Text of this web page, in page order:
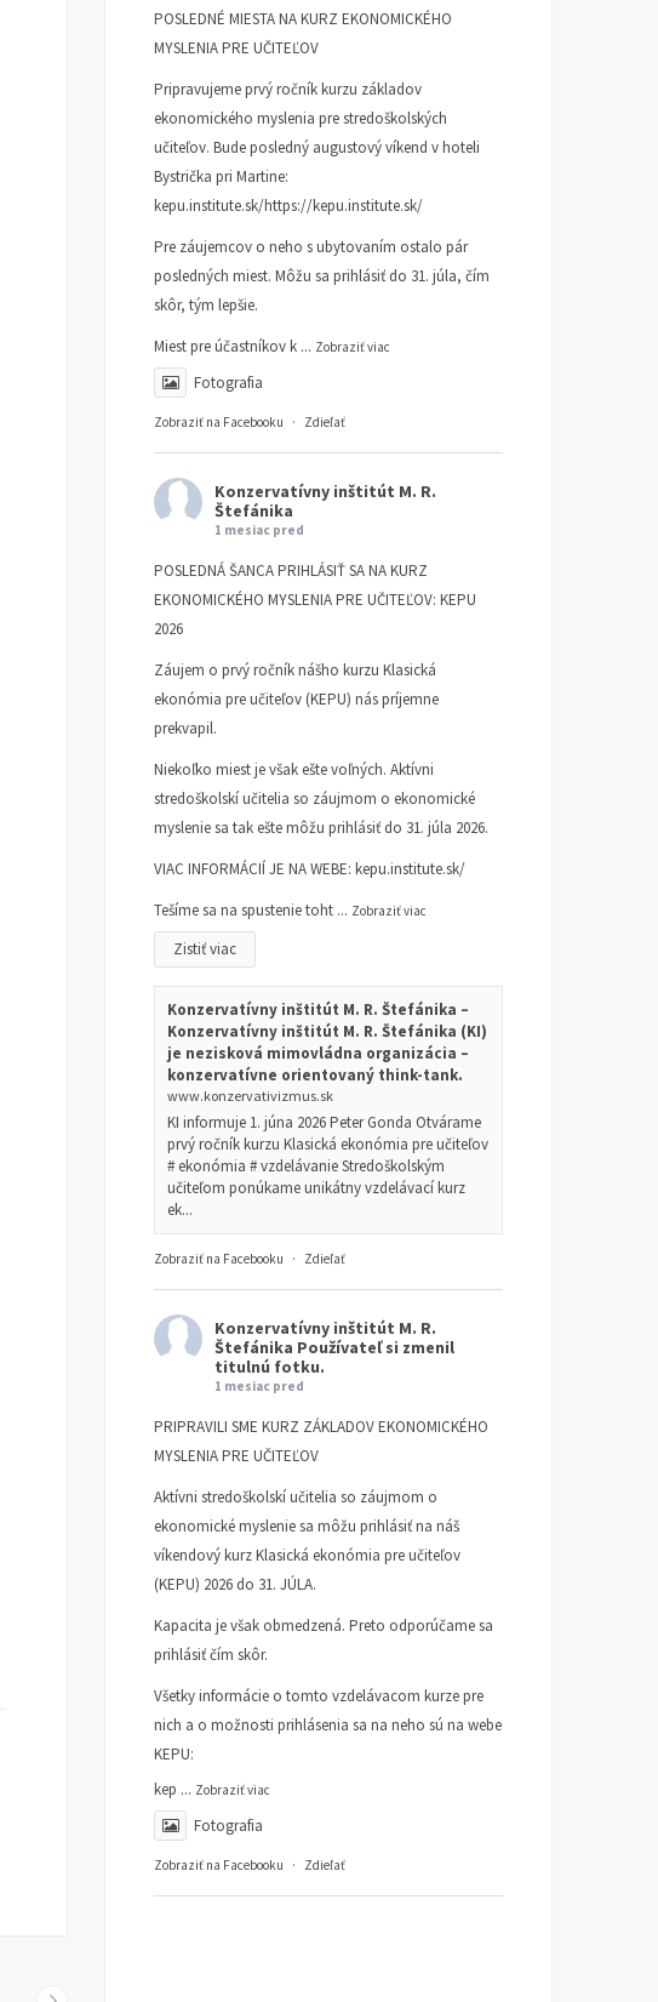
POSLEDNÉ MIESTA NA KURZ EKONOMICKÉHO
MYSLENIA PRE UČITEĽOV
Pripravujeme prvý ročník kurzu základov
ekonomického myslenia pre stredoškolských
učiteľov. Bude posledný augustový víkend v hoteli
Bystrička pri Martine:
kepu.institute.sk/https://kepu.institute.sk/
Pre záujemcov o neho s ubytovaním ostalo pár
posledných miest. Môžu sa prihlásiť do 31. júla, čím
skôr, tým lepšie.
Miest pre účastníkov k ... Zobraziť viac
Fotografia
Zobraziť na Facebooku · Zdieľať
Konzervatívny inštitút M. R.
Štefánika
1 mesiac pred
POSLEDNÁ ŠANCA PRIHLÁSIŤ SA NA KURZ
EKONOMICKÉHO MYSLENIA PRE UČITEĽOV: KEPU
2026
Záujem o prvý ročník nášho kurzu Klasická
ekonómia pre učiteľov (KEPU) nás príjemne
prekvapil.
Niekoľko miest je však ešte voľných. Aktívni
stredoškolskí učitelia so záujmom o ekonomické
myslenie sa tak ešte môžu prihlásiť do 31. júla 2026.
VIAC INFORMÁCIÍ JE NA WEBE: kepu.institute.sk/
Tešíme sa na spustenie toht ... Zobraziť viac
Zistiť viac
Konzervatívny inštitút M. R. Štefánika –
Konzervatívny inštitút M. R. Štefánika (KI)
je nezisková mimovládna organizácia –
konzervatívne orientovaný think-tank.
www.konzervativizmus.sk
KI informuje 1. júna 2026 Peter Gonda Otvárame
prvý ročník kurzu Klasická ekonómia pre učiteľov
# ekonómia # vzdelávanie Stredoškolským
učiteľom ponúkame unikátny vzdelávací kurz
ek...
Zobraziť na Facebooku · Zdieľať
Konzervatívny inštitút M. R.
Štefánika Používateľ si zmenil
titulnú fotku.
1 mesiac pred
PRIPRAVILI SME KURZ ZÁKLADOV EKONOMICKÉHO
MYSLENIA PRE UČITEĽOV
Aktívni stredoškolskí učitelia so záujmom o
ekonomické myslenie sa môžu prihlásiť na náš
víkendový kurz Klasická ekonómia pre učiteľov
(KEPU) 2026 do 31. JÚLA.
Kapacita je však obmedzená. Preto odporúčame sa
prihlásiť čím skôr.
Všetky informácie o tomto vzdelávacom kurze pre
nich a o možnosti prihlásenia sa na neho sú na webe
KEPU:
kep ... Zobraziť viac
Fotografia
Zobraziť na Facebooku · Zdieľať